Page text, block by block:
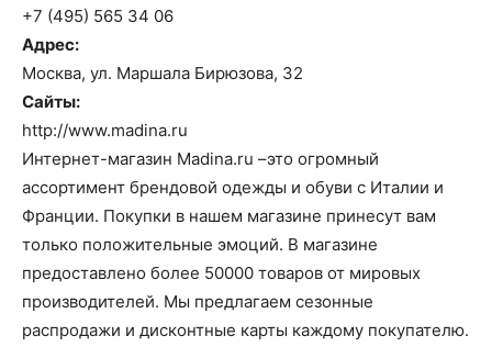
+7 (495) 565 34 06
Адрес:
Москва, ул. Маршала Бирюзова, 32
Сайты:
http://www.madina.ru
Интернет-магазин Madina.ru –это огромный
ассортимент брендовой одежды и обуви с Италии и
Франции. Покупки в нашем магазине принесут вам
только положительные эмоций. В магазине
предоставлено более 50000 товаров от мировых
производителей. Мы предлагаем сезонные
распродажи и дисконтные карты каждому покупателю.